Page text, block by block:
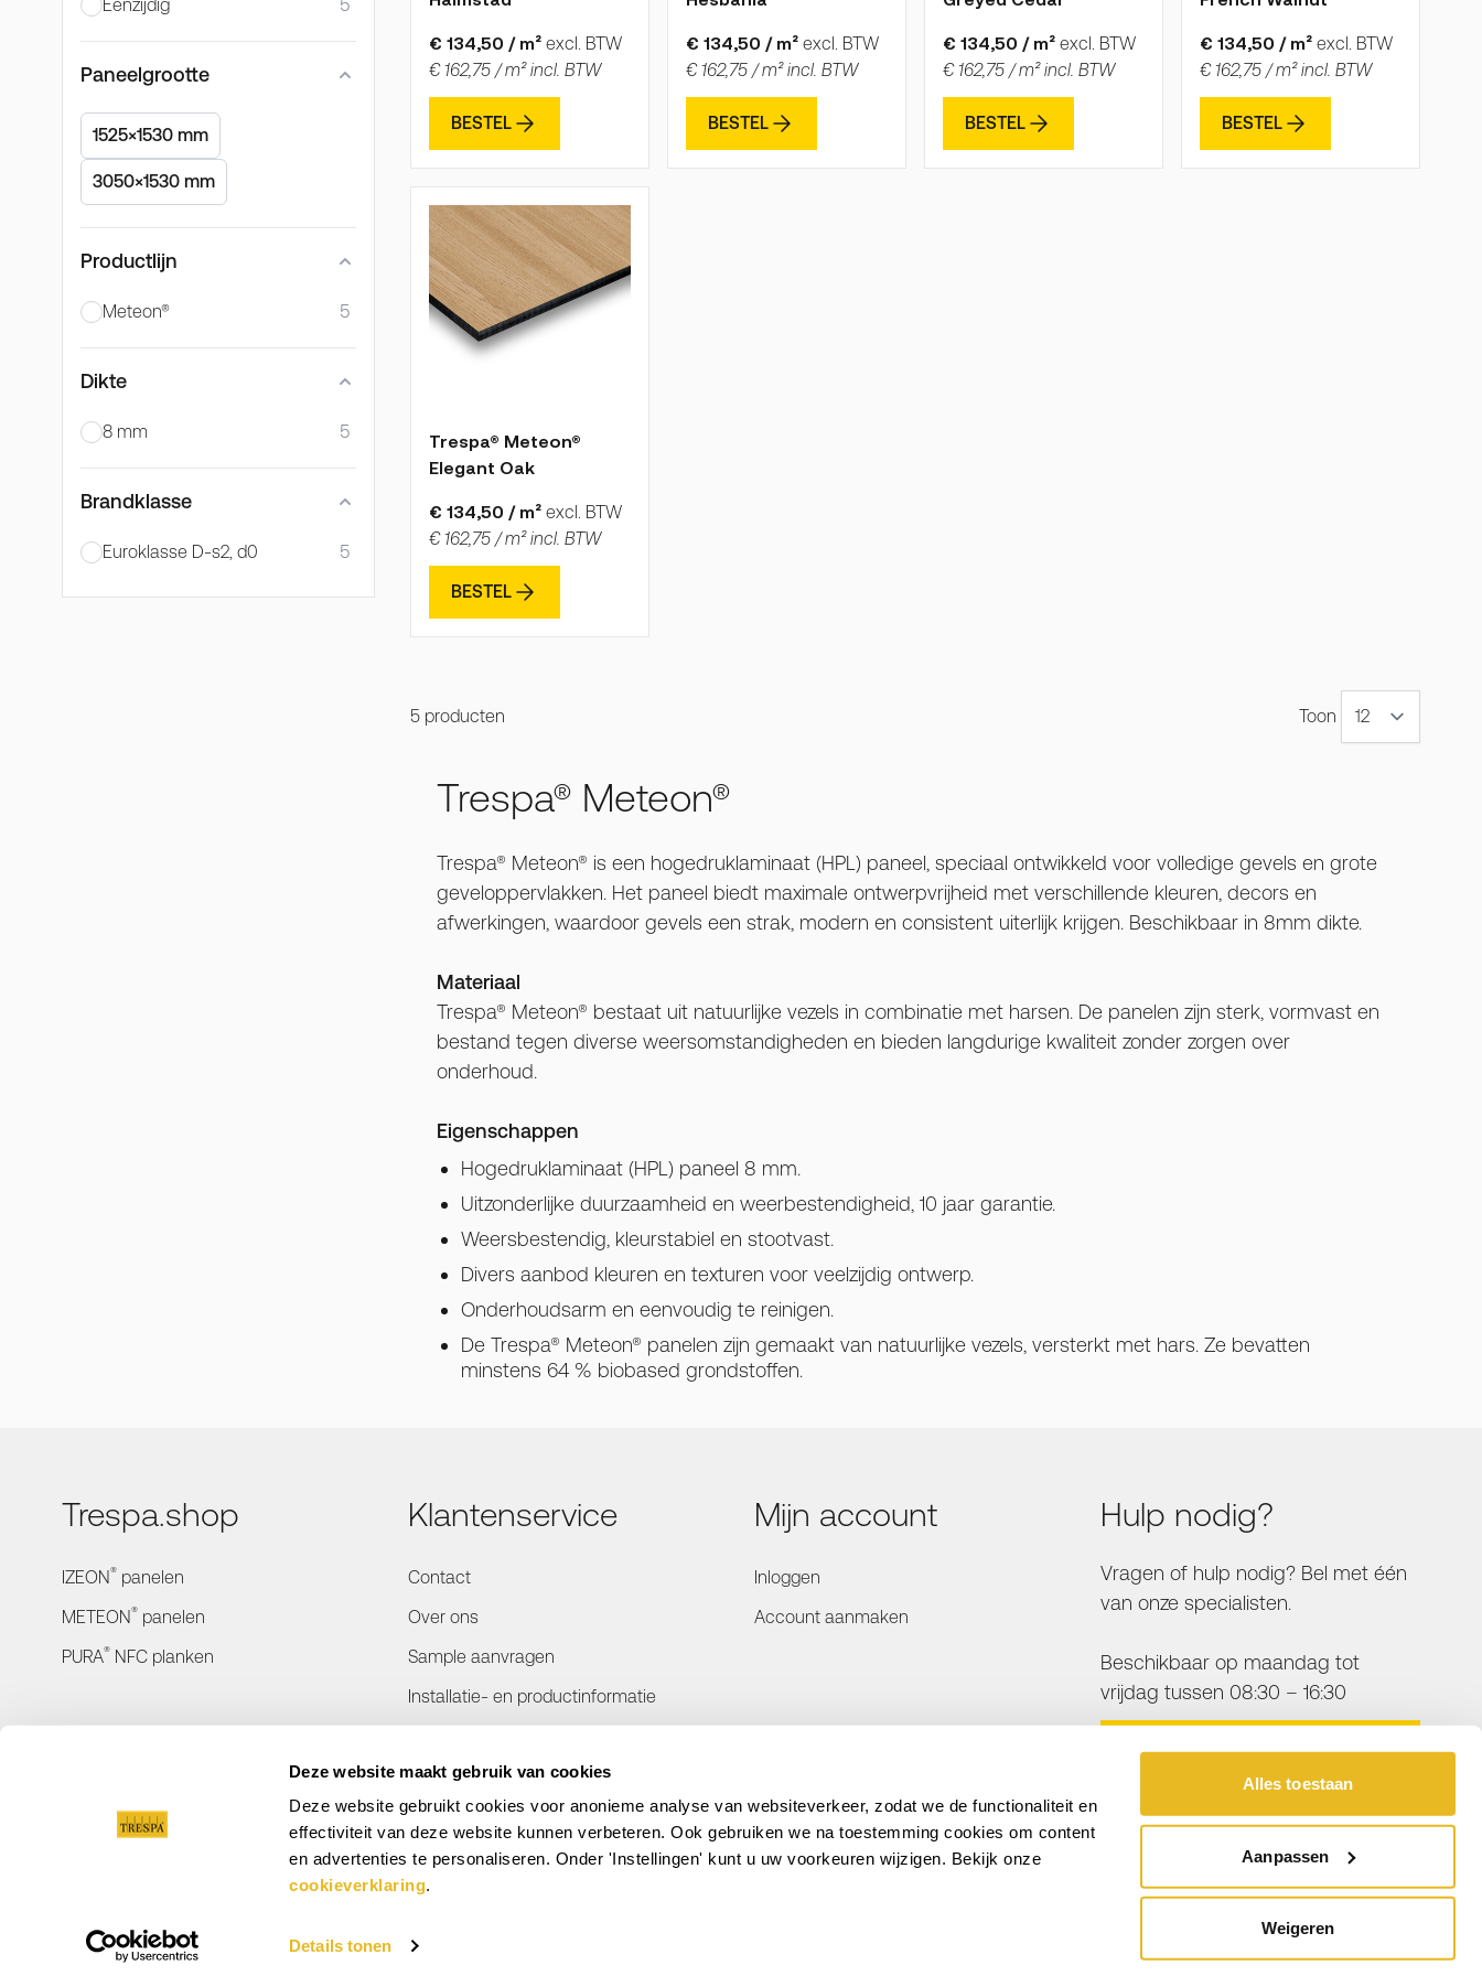
Deze website maakt gebruik van cookies
Deze website gebruikt cookies voor anonieme analyse van websiteverkeer, zodat we de functionaliteit en
effectiviteit van deze website kunnen verbeteren. Ook gebruiken we na toestemming cookies om content
en advertenties te personaliseren. Onder 'Instellingen' kunt u uw voorkeuren wijzigen. Bekijk onze
cookieverklaring.
Details tonen
Alles toestaan
Aanpassen
Weigeren
Eenzijdig 5
Paneelgrootte
1525×1530 mm
3050×1530 mm
Productlijn
Meteon® 5
Dikte
8 mm 5
Brandklasse
Euroklasse D-s2, d0 5
€ 134,50 / m² excl. BTW
€ 162,75 / m² incl. BTW
BESTEL
€ 134,50 / m² excl. BTW
€ 162,75 / m² incl. BTW
BESTEL
€ 134,50 / m² excl. BTW
€ 162,75 / m² incl. BTW
BESTEL
€ 134,50 / m² excl. BTW
€ 162,75 / m² incl. BTW
BESTEL
Trespa® Meteon®
Elegant Oak
De prijs is afhankelijk van de gekozen opties op de productpagina
€ 134,50 / m² excl. BTW
€ 162,75 / m² incl. BTW
BESTEL
5 producten Toon
Trespa® Meteon®
Trespa® Meteon® is een hogedruklaminaat (HPL) paneel, speciaal ontwikkeld voor volledige gevels en grote
geveloppervlakken. Het paneel biedt maximale ontwerpvrijheid met verschillende kleuren, decors en
afwerkingen, waardoor gevels een strak, modern en consistent uiterlijk krijgen. Beschikbaar in 8mm dikte.
Materiaal
Trespa® Meteon® bestaat uit natuurlijke vezels in combinatie met harsen. De panelen zijn sterk, vormvast en
bestand tegen diverse weersomstandigheden en bieden langdurige kwaliteit zonder zorgen over
onderhoud.
Eigenschappen
Hogedruklaminaat (HPL) paneel 8 mm.
Uitzonderlijke duurzaamheid en weerbestendigheid, 10 jaar garantie.
Weersbestendig, kleurstabiel en stootvast.
Divers aanbod kleuren en texturen voor veelzijdig ontwerp.
Onderhoudsarm en eenvoudig te reinigen.
De Trespa® Meteon® panelen zijn gemaakt van natuurlijke vezels, versterkt met hars. Ze bevatten
minstens 64 % biobased grondstoffen.
Trespa.shop
IZEON® panelen
METEON® panelen
PURA® NFC planken
Klantenservice
Contact
Over ons
Sample aanvragen
Installatie- en productinformatie
Retourneren
Verzending
Mijn account
Inloggen
Account aanmaken
Hulp nodig?
Vragen of hulp nodig? Bel met één
van onze specialisten.
Beschikbaar op maandag tot
vrijdag tussen 08:30 – 16:30
BEL ONS
© 2026 Trespa